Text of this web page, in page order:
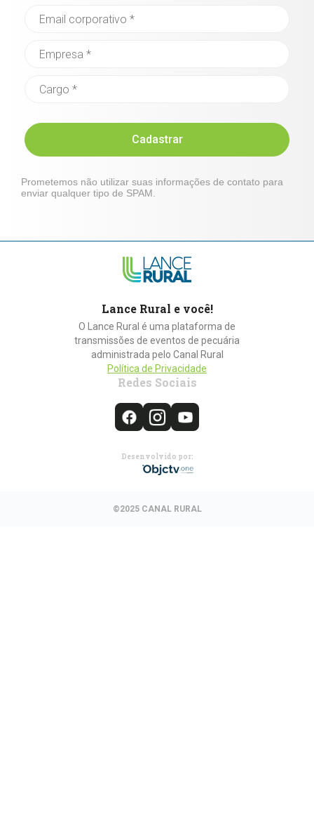
Cadastrar
Prometemos não utilizar suas informações de contato para
enviar qualquer tipo de SPAM.
Lance Rural e você!
O Lance Rural é uma plataforma de
transmissões de eventos de pecuária
administrada pelo Canal Rural
Política de Privacidade
Redes Sociais
Desenvolvido por:
©2025 CANAL RURAL